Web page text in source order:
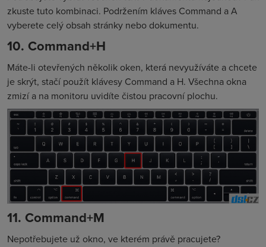
zkuste tuto kombinaci. Podržením kláves Command a A
vyberete celý obsah stránky nebo dokumentu.
10. Command+H
Máte-li otevřených několik oken, která nevyužíváte a chcete
je skrýt, stačí použít klávesy Command a H. Všechna okna
zmizí a na monitoru uvidíte čistou pracovní plochu.
11. Command+M
Nepotřebujete už okno, ve kterém právě pracujete?